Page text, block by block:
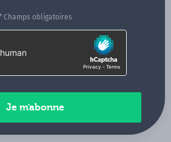
Champs obligatoires